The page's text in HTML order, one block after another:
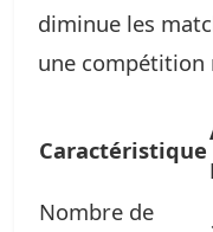
diminue les
une compétition
Caractéristique
Nombre de